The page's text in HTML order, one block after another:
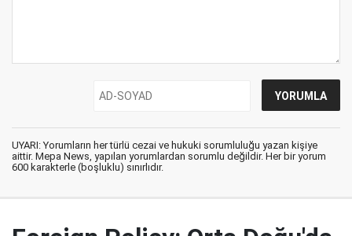
UYARI: Yorumların her türlü cezai ve hukuki sorumluluğu yazan kişiye
aittir. Mepa News, yapılan yorumlardan sorumlu değildir. Her bir yorum
600 karakterle (boşluklu) sınırlıdır.